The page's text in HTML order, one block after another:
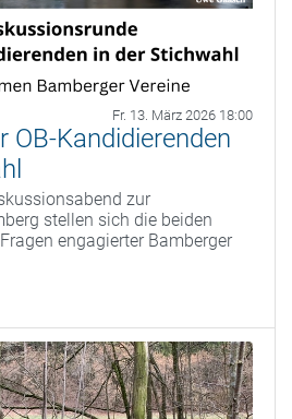
Fr. 13. März 2026 18:00
OB-Kandidierenden
zur
stellen sich die beiden
engagierter Bamberger